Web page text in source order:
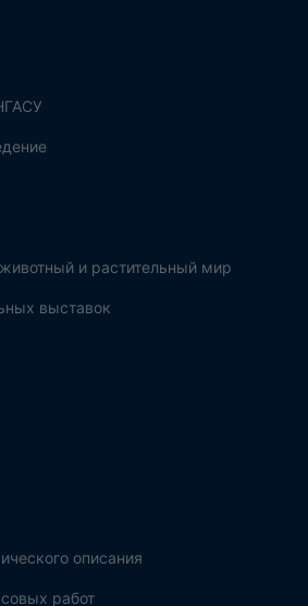
и растительный мир
выставок
описания
работ